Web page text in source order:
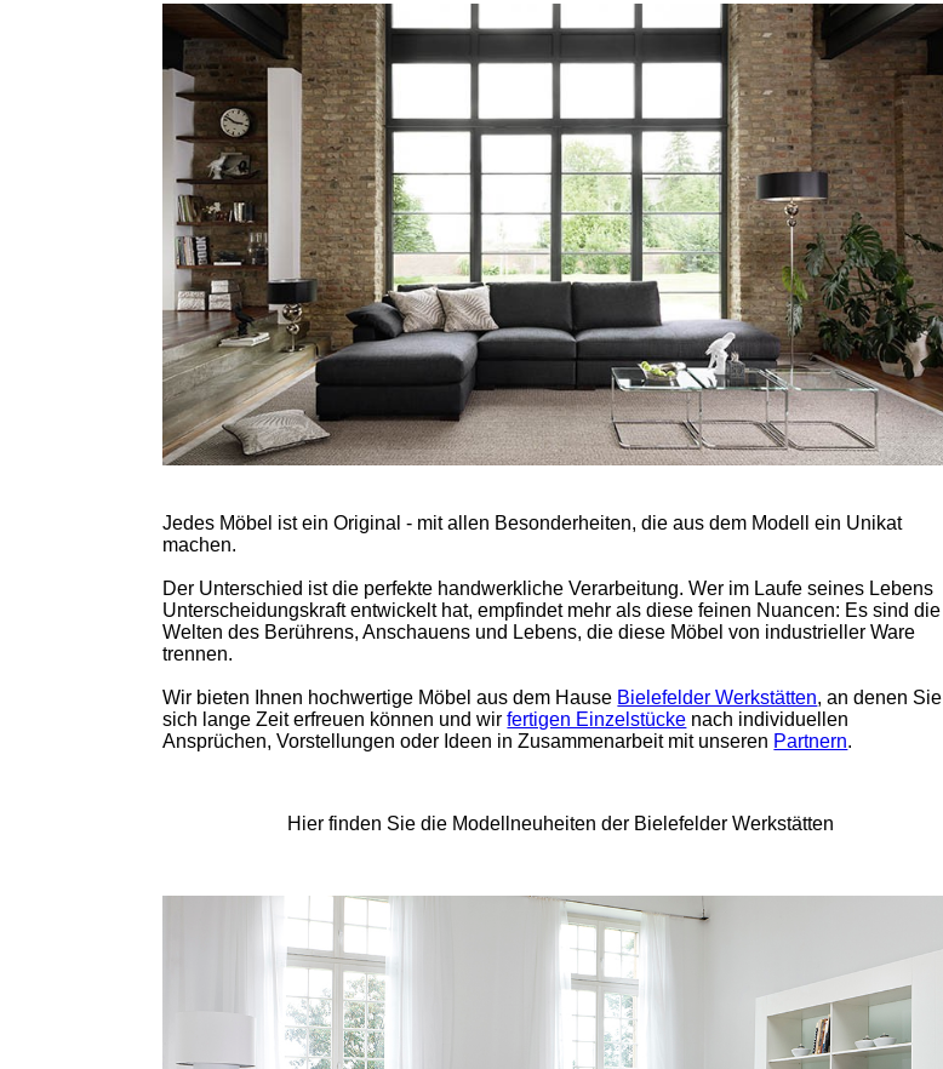
Jedes Möbel ist ein Original - mit allen Besonderheiten, die aus dem Modell ein Unikat
machen.
Der Unterschied ist die perfekte handwerkliche Verarbeitung. Wer im Laufe seines Lebens
Unterscheidungskraft entwickelt hat, empfindet mehr als diese feinen Nuancen: Es sind die
Welten des Berührens, Anschauens und Lebens, die diese Möbel von industrieller Ware
trennen.
Wir bieten Ihnen hochwertige Möbel aus dem Hause Bielefelder Werkstätten, an denen Sie
sich lange Zeit erfreuen können und wirfertigen Einzelstücke nach individuellen
Ansprüchen, Vorstellungen oder Ideen in Zusammenarbeit mit unseren Partnern.
Hier finden Sie die Modellneuheiten der Bielefelder Werkstätten